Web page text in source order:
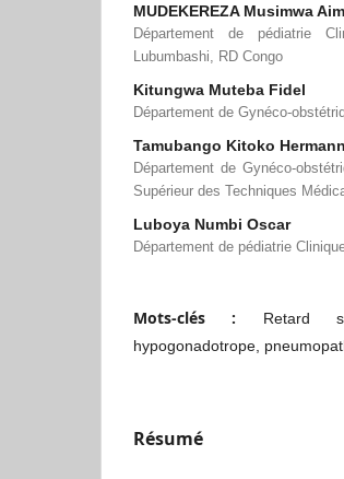
MUDEKEREZA Musimwa
Département de pédiatrie
Lubumbashi, RD Congo
Kitungwa Muteba Fidel
Département de Gynéco-
Tamubango Kitoko Hermann
Département de Gynéco-
Supérieur des Techniques
Luboya Numbi Oscar
Département de pédiatrie
Mots-clés :
Retard
hypogonadotrope,
Résumé